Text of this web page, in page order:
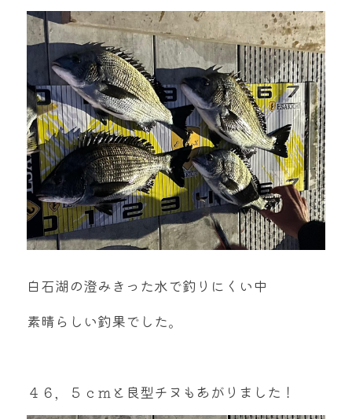
白石湖の澄みきった水で釣りにくい中
素晴らしい釣果でした。
４６，５ｃｍと良型チヌもあがりました！